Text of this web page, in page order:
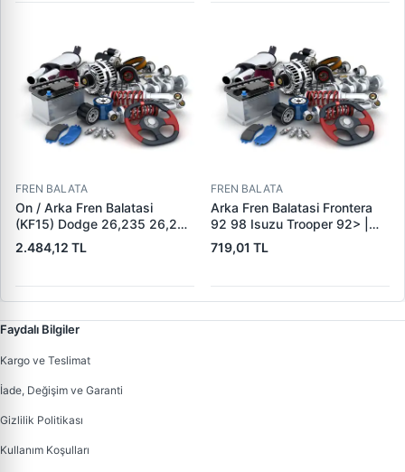
ANS KD13 | OEM
FREN BALATA
On / Arka Fren Balatasi
(KF15) Dodge 26,235 26,260
32,260 Dingil | KALE B 1278
1840 05 KF22 | OEM 19557 /
M91003501
2.484,12 TL
FREN BALATA
Arka Fren Balatasi Frontera
92 98 Isuzu Trooper 92> |
KRAFTVOLL 07160049 |
OEM 160 5851
719,01 TL
Faydalı Bilgiler
Kargo ve Teslimat
İade, Değişim ve Garanti
Gizlilik Politikası
Kullanım Koşulları